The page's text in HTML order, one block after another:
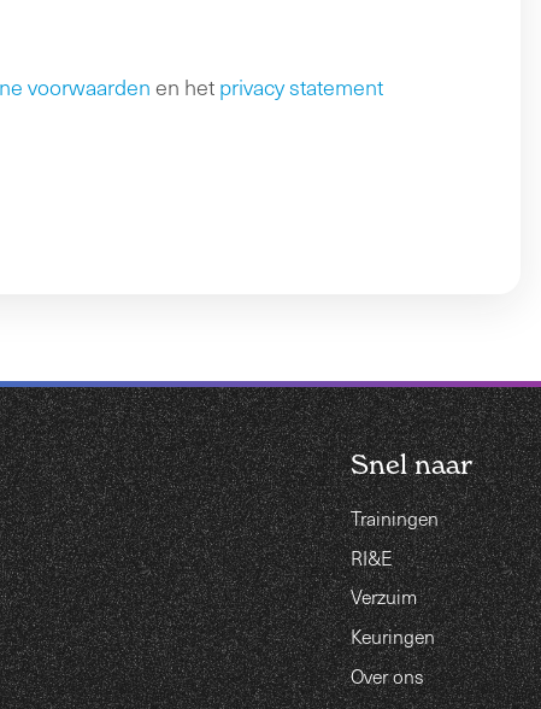
voorwaarden en het privacy statement
Snel naar
Trainingen
RI&E
Verzuim
Keuringen
Over ons